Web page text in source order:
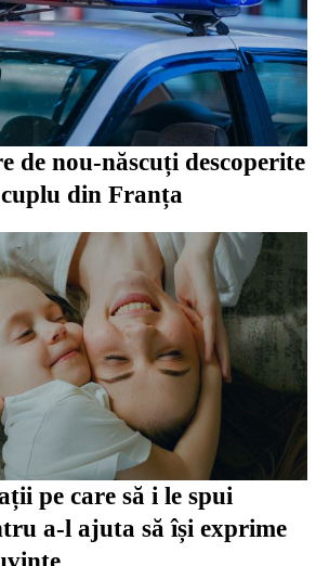
de nou-născuți descoperite
din Franța
pe care să i le spui
a-l ajuta să își exprime